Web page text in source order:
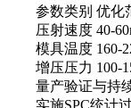
参数类别 优化
压射速度 40-
模具温度 160-
增压压力 100-
量产验证与持
实施SPC统计过